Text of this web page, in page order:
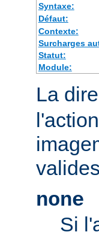
Syntaxe:
Défaut:
Contexte:
Surcharges
Statut:
Module:
La
none
Si